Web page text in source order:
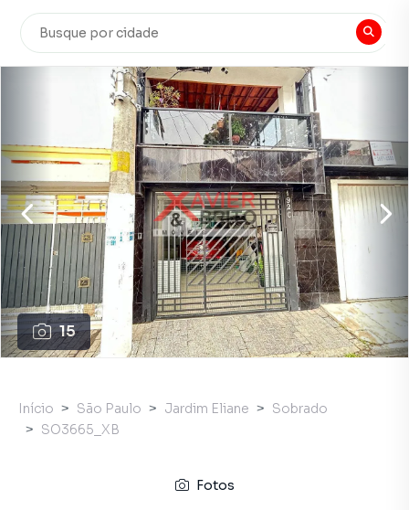
15
Início São Paulo Jardim Eliane
Sobrado
SO3665_XB
Fotos